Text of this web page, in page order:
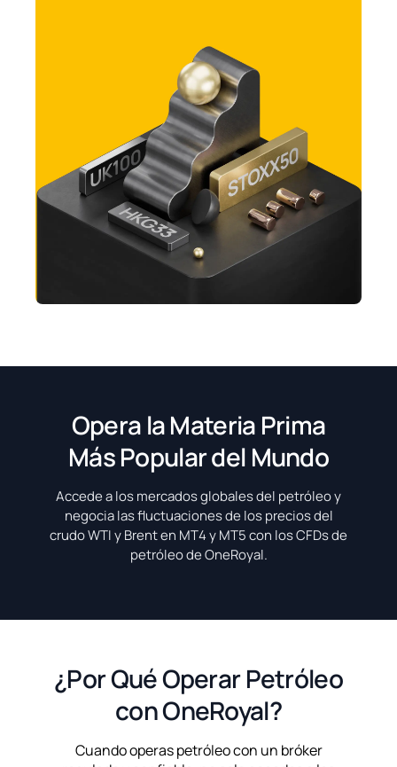
Opera la Materia Prima
Más Popular del Mundo
Accede a los mercados globales del petróleo y
negocia las fluctuaciones de los precios del
crudo WTI y Brent en MT4 y MT5 con los CFDs de
petróleo de OneRoyal.
¿Por Qué Operar Petróleo
con OneRoyal?
Cuando operas petróleo con un bróker